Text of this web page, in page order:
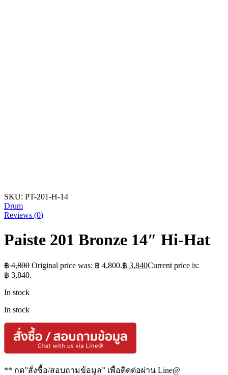
SKU: PT-201-H-14
Drum
Reviews (0)
Paiste 201 Bronze 14″ Hi-Hat
฿4,800 Original price was: ฿ 4,800.฿ 3,840Current price is:
฿ 3,840.
In stock
In stock
** กด”สั่งซื้อ/สอบถามข้อมูล” เพื่อติดต่อผ่าน Line@